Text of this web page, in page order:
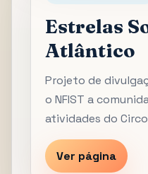
Estrelas
Atlântico
Projeto de
o NFIST a
atividades do
Ver página